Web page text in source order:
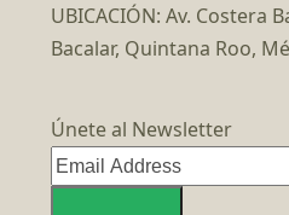
UBICACIÓN: Av. Costera
Bacalar, Quintana Roo,
Únete al Newsletter